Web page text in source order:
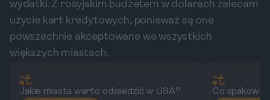
wydatki. Z rosyjskim budżetem w dolarach zalecam
użycie kart kredytowych, ponieważ są one
powszechnie akceptowane we wszystkich
większych miastach.
Jakie miasta warto odwiedzić w USA? Co